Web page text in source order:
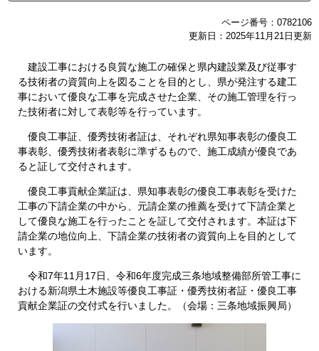
ページ番号：0782106
更新日：2025年11月21日更新
建設工事における良質な施工の確保と県内建設業及び従事す
る技術者の資質向上を図ることを目的とし、県が発注する建工
事において優良な工事を完成させた企業、その施工管理を行っ
た技術者に対して表彰等を行っています。
優良工事証、優秀技術者証は、それぞれ県知事表彰の優良工
事表彰、優秀技術者表彰に準ずるもので、施工成績が優良であ
ると証して交付されます。
優良工事貢献企業証は、県知事表彰の優良工事表彰を受けた
工事の下請企業の中から、元請企業の推薦を受けて下請企業と
して優良な施工を行ったことを証して交付されます。本証は下
請企業の地位向上、下請企業の技術者の資質向上を目的として
います。
令和7年11月17日、令和6年度完成三条地域整備部所管工事に
おける新潟県土木施設等優良工事証・優秀技術者証・優良工事
貢献企業証の交付式を行いました。（会場：三条地域振興局）